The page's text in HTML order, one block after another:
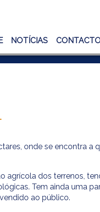
NOTÍCIAS
onde se encontra a
agrícola dos terrenos,
Tem ainda uma
ao público.